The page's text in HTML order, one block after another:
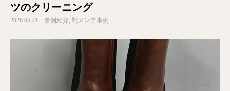
ツのクリーニング
2026.05.21 事例紹介 靴メンテ事例